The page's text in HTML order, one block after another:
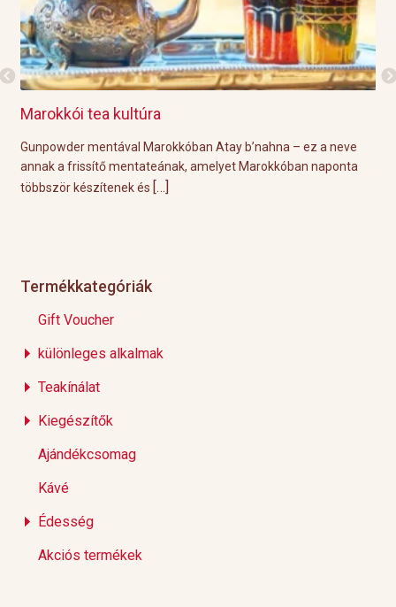
Marokkói tea kultúra
Gunpowder mentával Marokkóban Atay b’nahna – ez a neve
annak a frissítő mentateának, amelyet Marokkóban naponta
többször készítenek és […]
Termékkategóriák
Gift Voucher
különleges alkalmak
Teakínálat
Kiegészítők
Ajándékcsomag
Kávé
Édesség
Akciós termékek